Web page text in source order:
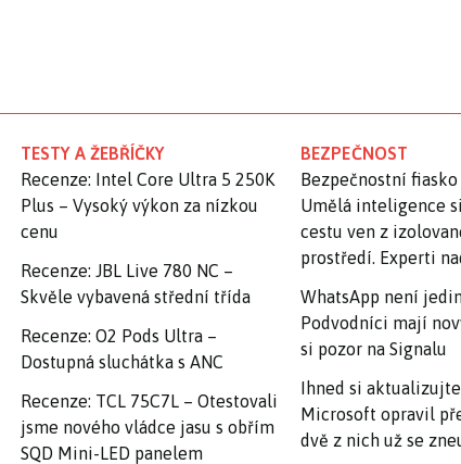
TESTY A ŽEBŘÍČKY
Recenze: Intel Core Ultra 5 250K
Plus – Vysoký výkon za nízkou
cenu
Recenze: JBL Live 780 NC –
Skvěle vybavená střední třída
Recenze: O2 Pods Ultra –
Dostupná sluchátka s ANC
Recenze: TCL 75C7L – Otestovali
jsme nového vládce jasu s obřím
SQD Mini-LED panelem
BEZPEČNOST
Bezpečnostní fiasko
Umělá inteligence
cestu ven z
prostředí. Experti
WhatsApp není
Podvodníci mají
si pozor na Signalu
Ihned si aktualizujte
Microsoft opravil
dvě z nich už se